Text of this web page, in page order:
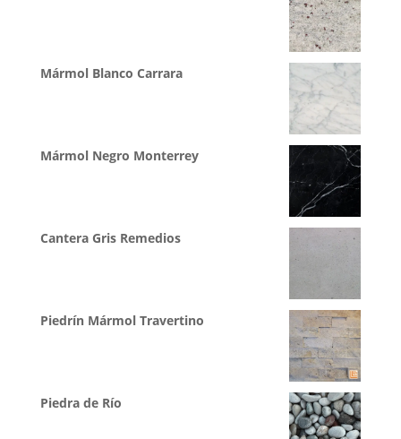
Mármol Blanco Carrara
Mármol Negro Monterrey
Cantera Gris Remedios
Piedrín Mármol Travertino
Piedra de Río